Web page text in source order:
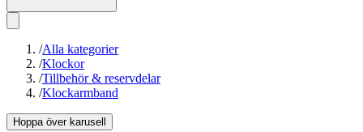
/Alla kategorier
/Klockor
/Tillbehör & reservdelar
/Klockarmband
Hoppa över karusell